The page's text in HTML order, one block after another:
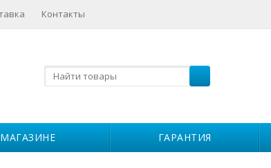
Контакты
ГАРАНТИЯ